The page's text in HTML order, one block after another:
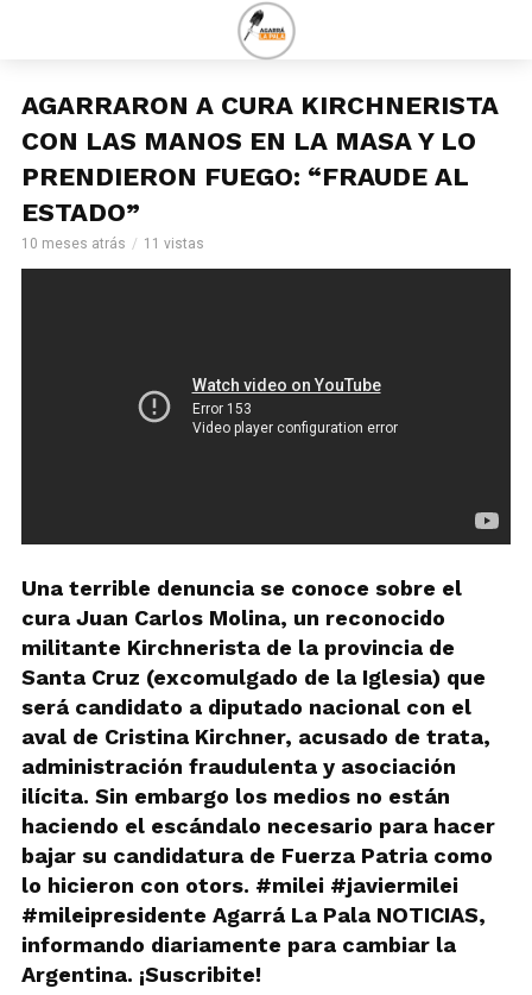
AGARRARON A CURA KIRCHNERISTA
CON LAS MANOS EN LA MASA Y LO
PRENDIERON FUEGO: “FRAUDE AL
ESTADO”
10 meses atrás 11 vistas
Una terrible denuncia se conoce sobre el
cura Juan Carlos Molina, un reconocido
militante Kirchnerista de la provincia de
Santa Cruz (excomulgado de la Iglesia) que
será candidato a diputado nacional con el
aval de Cristina Kirchner, acusado de trata,
administración fraudulenta y asociación
ilícita. Sin embargo los medios no están
haciendo el escándalo necesario para hacer
bajar su candidatura de Fuerza Patria como
lo hicieron con otors. #milei #javiermilei
#mileipresidente Agarrá La Pala NOTICIAS,
informando diariamente para cambiar la
Argentina. ¡Suscribite!